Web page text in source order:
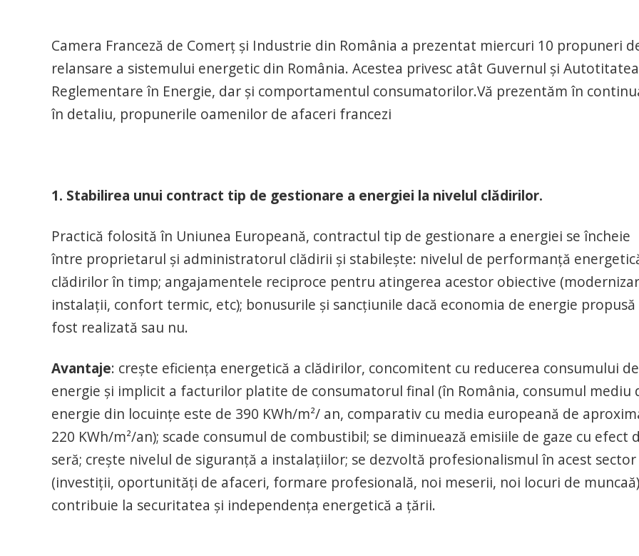
Camera Franceză de Comerţ şi Industrie din România a prezentat miercuri 10 propuneri
relansare a sistemului energetic din România. Acestea privesc atât Guvernul şi
Reglementare în Energie, dar şi comportamentul consumatorilor.Vă prezentăm în
în detaliu, propunerile oamenilor de afaceri francezi
1. Stabilirea unui contract tip de gestionare a energiei la nivelul clădirilor.
Practică folosită în Uniunea Europeană, contractul tip de gestionare a energiei se încheie
între proprietarul și administratorul clădirii și stabilește: nivelul de performanță
clădirilor în timp; angajamentele reciproce pentru atingerea acestor obiective
instalații, confort termic, etc); bonusurile și sancțiunile dacă economia de energie propusă
fost realizată sau nu.
Avantaje: crește eficiența energetică a clădirilor, concomitent cu reducerea consumului de
energie şi implicit a facturilor platite de consumatorul final (în România, consumul mediu
energie din locuințe este de 390 KWh/m²/ an, comparativ cu media europeană de
220 KWh/m²/an); scade consumul de combustibil; se diminuează emisiile de gaze cu efect
seră; creşte nivelul de siguranță a instalațiilor; se dezvoltă profesionalismul în acest sector
(investiții, oportunități de afaceri, formare profesională, noi meserii, noi locuri de
contribuie la securitatea și independența energetică a țării.